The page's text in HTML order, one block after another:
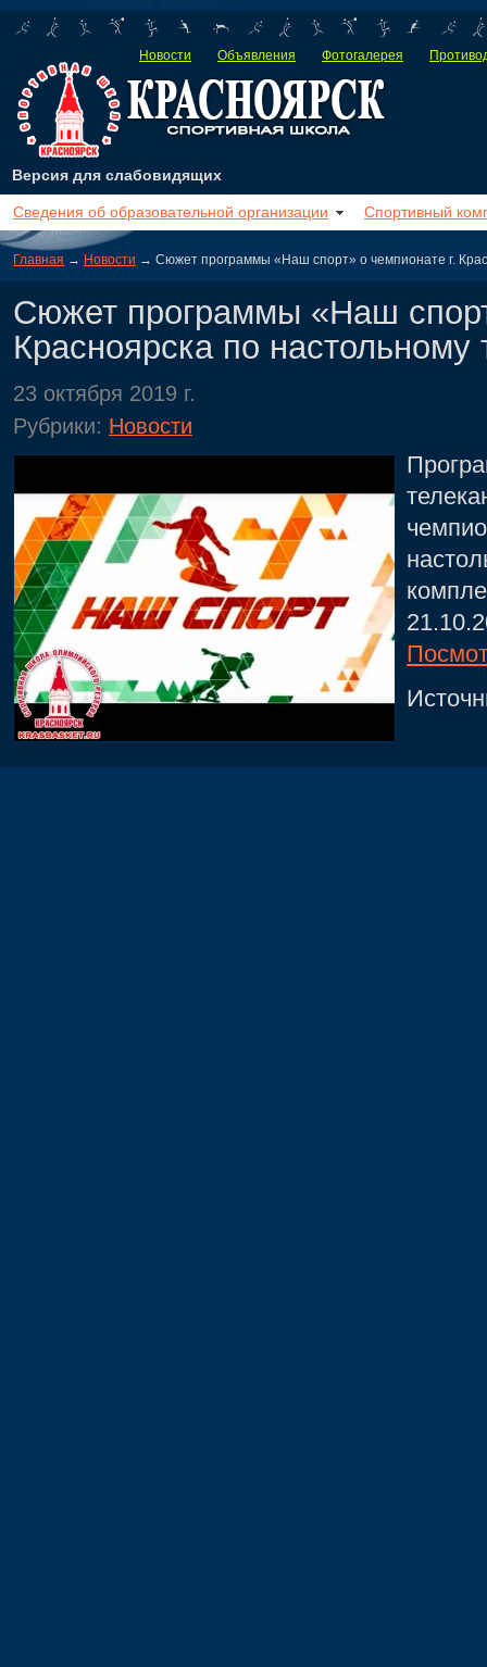
Новости Объявления Фотогалерея
Версия для слабовидящих
Сведения об образовательной организации Спортивный
Главная → Новости → Сюжет программы «Наш спорт» о чемпионате г.
Сюжет программы «Наш
Красноярска по настольному
23 октября 2019 г.
Рубрики: Новости